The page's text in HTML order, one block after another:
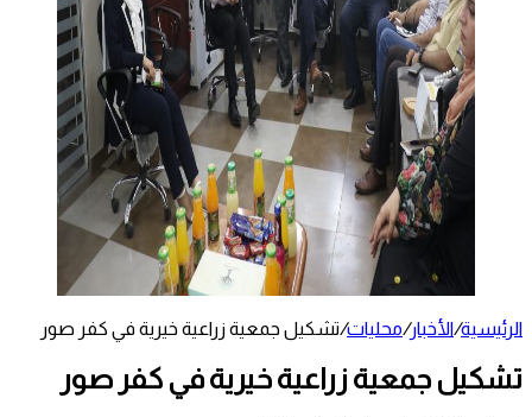
الرئيسية/الأخبار/محليات/تشكيل جمعية زراعية خيرية في كفر صور
تشكيل جمعية زراعية خيرية في كفر صور